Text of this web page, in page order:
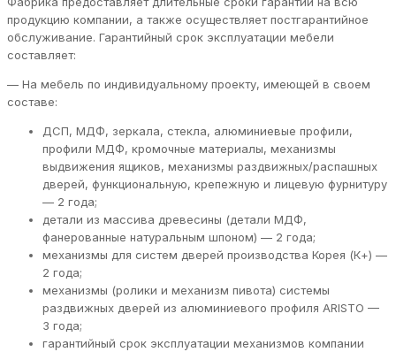
продукцию компании, а также осуществляет постгарантийное
обслуживание. Гарантийный срок эксплуатации мебели
составляет:
— На мебель по индивидуальному проекту, имеющей в своем
составе:
ДСП, МДФ, зеркала, стекла, алюминиевые профили,
профили МДФ, кромочные материалы, механизмы
выдвижения ящиков, механизмы раздвижных/распашных
дверей, функциональную, крепежную и лицевую фурнитуру
— 2 года;
детали из массива древесины (детали МДФ,
фанерованные натуральным шпоном) — 2 года;
механизмы для систем дверей производства Корея (К+) —
2 года;
механизмы (ролики и механизм пивота) системы
раздвижных дверей из алюминиевого профиля ARISTO —
3 года;
гарантийный срок эксплуатации механизмов компании